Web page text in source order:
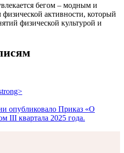
бегом – модным и
активности, который
физической культурой и
опубликовало Приказ «О
III квартала 2025 года.